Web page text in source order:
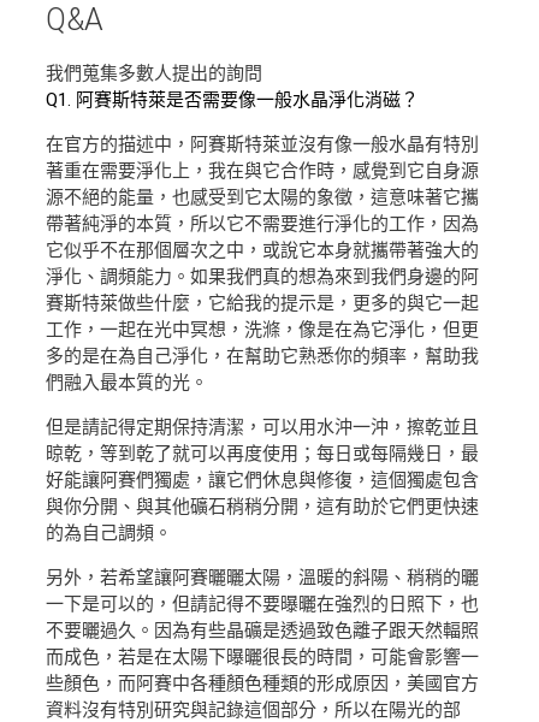
Q&A
我們蒐集多數人提出的詢問
Q1. 阿賽斯特萊是否需要像一般水晶淨化消磁？
在官方的描述中，阿賽斯特萊並沒有像一般水晶有特別
著重在需要淨化上，我在與它合作時，感覺到它自身源
源不絕的能量，也感受到它太陽的象徵，這意味著它攜
帶著純淨的本質，所以它不需要進行淨化的工作，因為
它似乎不在那個層次之中，或說它本身就攜帶著強大的
淨化、調頻能力。如果我們真的想為來到我們身邊的阿
賽斯特萊做些什麼，它給我的提示是，更多的與它一起
工作，一起在光中冥想，洗滌，像是在為它淨化，但更
多的是在為自己淨化，在幫助它熟悉你的頻率，幫助我
們融入最本質的光。
但是請記得定期保持清潔，可以用水沖一沖，擦乾並且
晾乾，等到乾了就可以再度使用；每日或每隔幾日，最
好能讓阿賽們獨處，讓它們休息與修復，這個獨處包含
與你分開、與其他礦石稍稍分開，這有助於它們更快速
的為自己調頻。
另外，若希望讓阿賽曬曬太陽，溫暖的斜陽、稍稍的曬
一下是可以的，但請記得不要曝曬在強烈的日照下，也
不要曬過久。因為有些晶礦是透過致色離子跟天然輻照
而成色，若是在太陽下曝曬很長的時間，可能會影響一
些顏色，而阿賽中各種顏色種類的形成原因，美國官方
資料沒有特別研究與記錄這個部分，所以在陽光的部